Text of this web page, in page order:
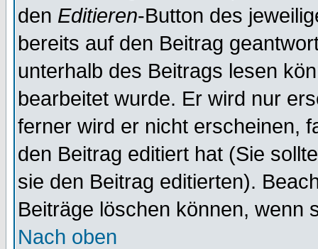
den Editieren-Button des
bereits auf den Beitrag
unterhalb des Beitrags lesen
bearbeitet wurde. Er wird nur
ferner wird er nicht erscheinen,
den Beitrag editiert hat (Sie
sie den Beitrag editierten).
Beiträge löschen können, wenn
Nach oben